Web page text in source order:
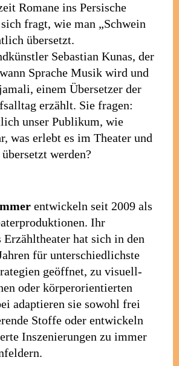
Romane ins Persische
fragt, wie man „Schwein
übersetzt.
Sebastian Kunas, der
Sprache Musik wird und
einem Übersetzer der
erzählt. Sie fragen:
unser Publikum, wie
was erlebt es im Theater und
werden?
entwickeln seit 2009 als
Ihr
hat sich in den
für unterschiedlichste
geöffnet, zu visuell-
oder körperorientierten
adaptieren sie sowohl frei
Stoffe oder entwickeln
Inszenierungen zu immer